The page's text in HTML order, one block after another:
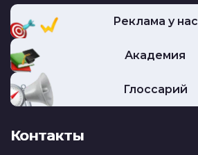
Реклама у нас
Академия
Глоссарий
Контакты